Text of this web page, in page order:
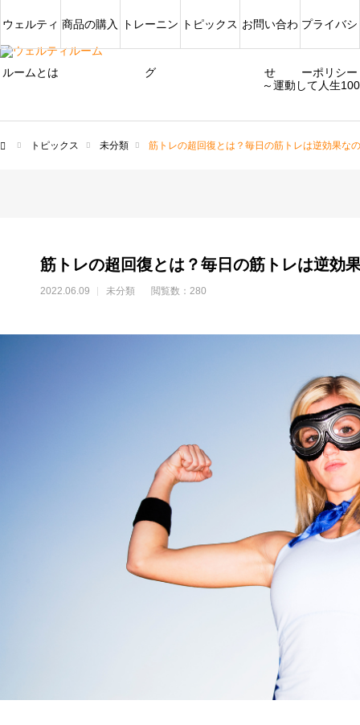
～運動して人生
ウェルティ
ルームとは
商品の購入 トレーニン
グ
トピックス お問い合わ
せ
プライバシ
ーポリシー
トピックス 未分類 筋トレの超回復とは？毎日の筋トレは逆効果な
筋トレの超回復とは？毎日の筋トレは逆効
2022.06.09 未分類 閲覧数：280